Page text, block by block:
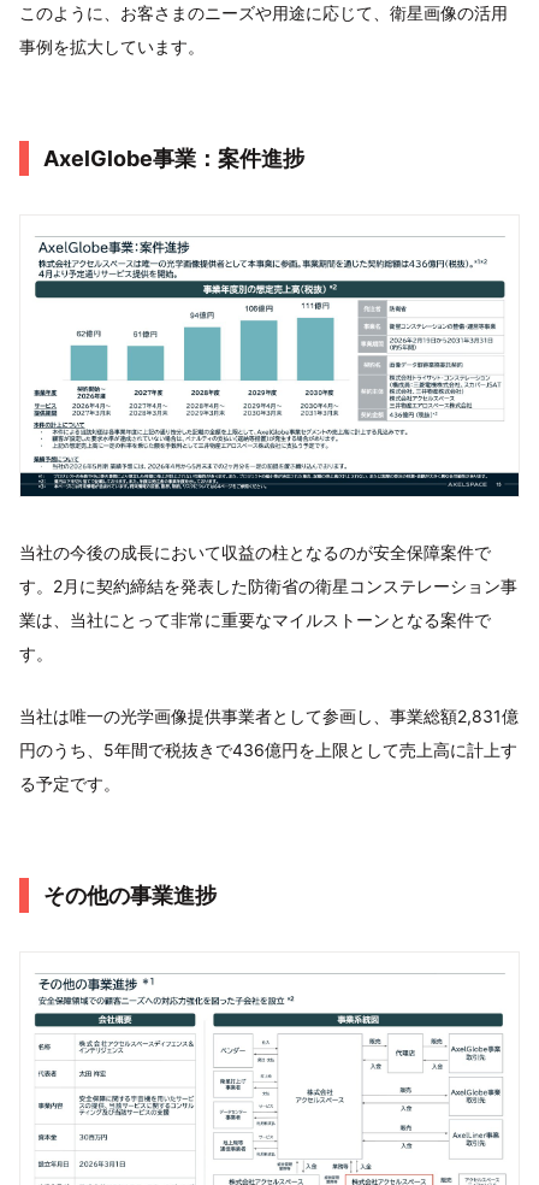
このように、お客さまのニーズや用途に応じて、衛星画像の活用
事例を拡大しています。
AxelGlobe事業：案件進捗
当社の今後の成長において収益の柱となるのが安全保障案件で
す。2月に契約締結を発表した防衛省の衛星コンステレーション事
業は、当社にとって非常に重要なマイルストーンとなる案件で
す。
当社は唯一の光学画像提供事業者として参画し、事業総額2,831億
円のうち、5年間で税抜きで436億円を上限として売上高に計上す
る予定です。
その他の事業進捗